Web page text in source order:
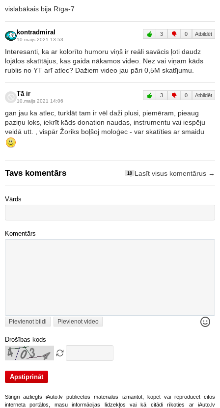
vislabākais bija Rīga-7
kontradmiral
10.maijs 2021 13:53
3 0 Atbildēt
Interesanti, ka ar kolorīto humoru viņš ir reāli savācis ļoti daudz
lojālos skatītājus, kas gaida nākamos video. Nez vai viņam kāds
rublis no YT arī atlec? Dažiem video jau pāri 0,5M skatījumu.
Tā ir
10.maijs 2021 14:06
3 0 Atbildēt
gan jau ka atlec, turklāt tam ir vēl daži plusi, piemēram, pieaug
paziņu loks, iekrīt kāds donation naudas, instrumentu vai iespēju
veidā utt. , vispār Žoriks boļšoj moloģec - var skatīties ar smaidu
Tavs komentārs 10 Lasīt visus komentārus →
Vārds
Komentārs
Pievienot bildi Pievienot video
Drošības kods
Stingri aizliegts iAuto.lv publicētos materiālus izmantot, kopēt vai reproducēt citos
interneta portālos, masu informācijas līdzekļos vai kā citādi rīkoties ar iAuto.lv